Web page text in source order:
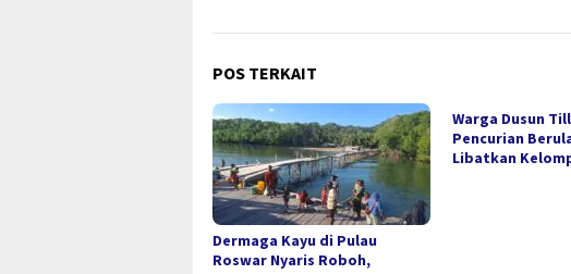
POS TERKAIT
Dermaga Kayu di Pulau
Roswar Nyaris Roboh,
Warga Dusun
Pencurian
Libatkan